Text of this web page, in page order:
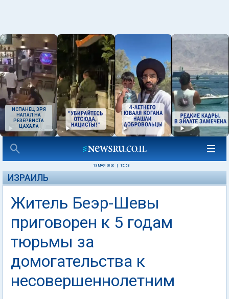
ИСПАНЕЦ ЗРЯ
НАПАЛ НА
РЕЗЕРВИСТА
ЦАХАЛА
13 МАЯ 2026 15:53
ИЗРАИЛЬ
Житель Беэр-Шевы
приговорен к 5 годам
тюрьмы за
домогательства к
несовершеннолетним